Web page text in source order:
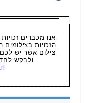
אנו מכבדים
הזכויות בצילומים
צילום אשר יש לכם
ולבקש